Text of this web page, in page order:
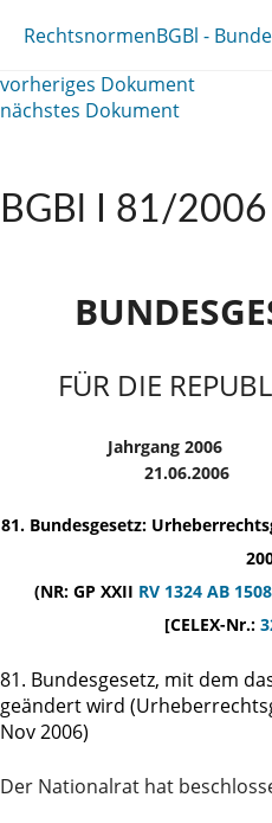
RechtsnormenBGBl -
vorheriges Dokument
nächstes Dokument
BGBl I 81/2006
FÜR DIE
Jahrgang 2006
21.06.2006
81. Bundesgesetz:
(NR: GP XXII RV 1324 AB
[CELEX-Nr.:
81. Bundesgesetz, mit dem
geändert wird
Nov 2006)
Der Nationalrat hat